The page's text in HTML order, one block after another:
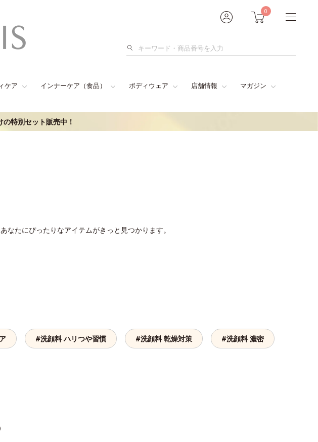
0
検
ケア インナーケア（食品） ボディウェア 店舗情報 マガジン
の特別セット販売中！
たにぴったりなアイテムがきっと見つかります。
#洗顔料 ハリつや習慣 #洗顔料 乾燥対策 #洗顔料 濃密